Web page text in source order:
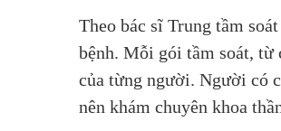
Theo bác sĩ Trung tầm
bệnh. Mỗi gói tầm soát, từ
của từng người. Người có
nên khám chuyên khoa